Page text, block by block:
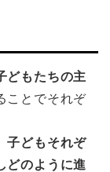
どもたちの主
ことでそれぞ
子どもそれぞ
どのように進